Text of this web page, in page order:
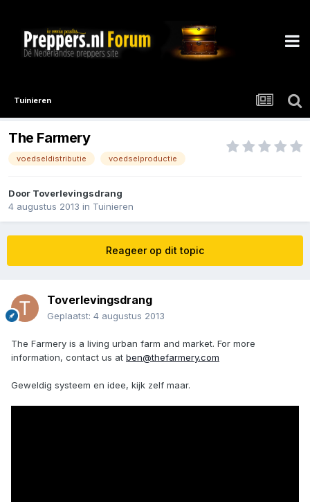
Tuinieren
The Farmery
voedseldistributie voedselproductie
Door Toverlevingsdrang
4 augustus 2013 in Tuinieren
Reageer op dit topic
Toverlevingsdrang
Geplaatst: 4 augustus 2013
The Farmery is a living urban farm and market. For more
information, contact us at ben@thefarmery.com
Geweldig systeem en idee, kijk zelf maar.